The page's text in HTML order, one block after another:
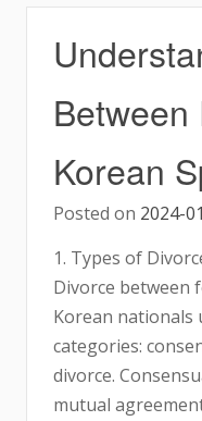
Between
Korean
Posted on 2024-
1. Types of
Divorce between
Korean nationals
categories:
divorce.
mutual